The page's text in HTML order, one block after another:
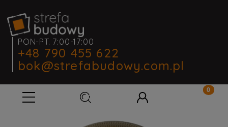
PON-PT. 7:00-17:00
+48 790 455 622
bok@strefabudowy.com.pl